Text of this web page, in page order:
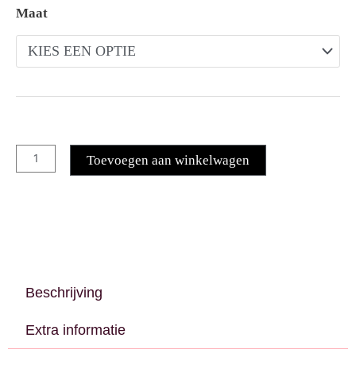
Maat
Toevoegen aan winkelwagen
Beschrijving
Extra informatie